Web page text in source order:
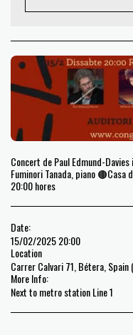
Concert de Paul Edmund-
Fuminori Tanada, piano
20:00 hores
Date:
15/02/2025 20:00
Location
Carrer Calvari 71, Bétera, Spain (
More Info:
Next to metro station Line 1